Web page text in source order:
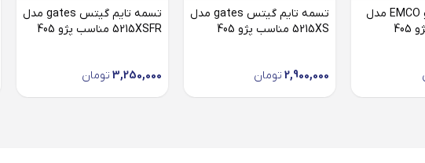
تسمه تایم امکو EMCO مدل
تسمه تایم گیتس gates مدل
5215XS مناسب پژو 405
2,900,000 تومان
تسمه تایم گیتس gates مدل
5215XSFR مناسب پژو 405
3,250,000 تومان